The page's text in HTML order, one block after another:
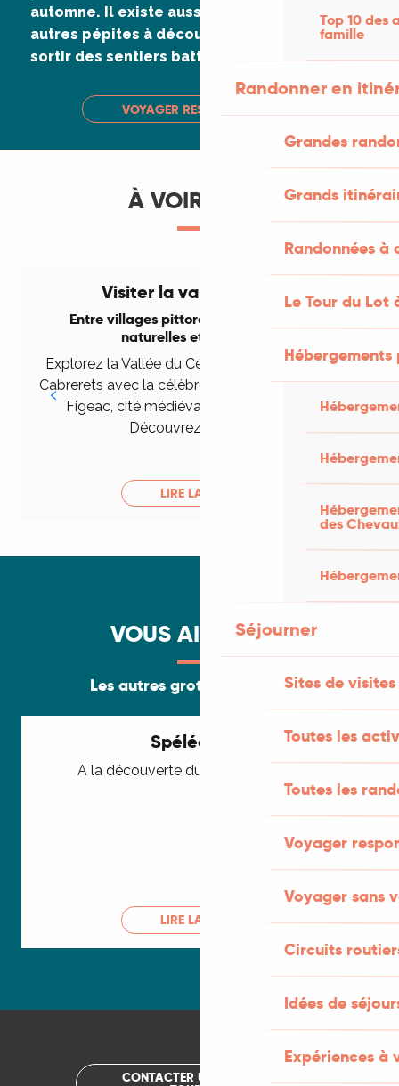
Top 10 des
famille
Randonner en
Grandes
Grands
Randonnées
Le Tour du Lot
des
Séjourner
Sites de visites
Toutes les
Toutes les
Voyager
Voyager sans
Circuits
Idées de
Expériences à
automne. Il existe aussi de nombreuses
autres pépites à découvrir, je n’hésite pas à
sortir des sentiers battus.
VOYAGER RESPONSABLE
À VOIR AUSSI
Visiter la vallée du Célé
Entre villages pittoresques et merveilles
naturelles et historiques
Explorez la Vallée du Célé et ses merveilles : de
Cabrerets avec la célèbre grotte du Pech Merle à
Figeac, cité médiévale chargée d’histoire.
Découvrez des sites...
LIRE LA SUITE
VOUS AIMEREZ...
Les autres grottes et gouffres
Spéléologie
A la découverte du monde souterrain
LIRE LA SUITE
CONTACTER UN OFFICE DE